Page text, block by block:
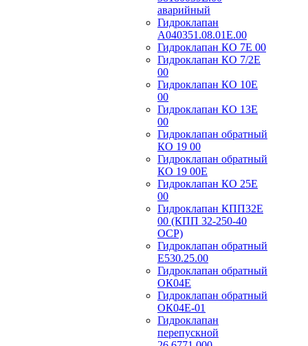
аварийный
Гидроклапан
А040351.08.01Е.00
Гидроклапан КО 7Е 00
Гидроклапан КО 7/2Е
00
Гидроклапан КО 10Е
00
Гидроклапан КО 13Е
00
Гидроклапан обратный
КО 19 00
Гидроклапан обратный
КО 19 00Е
Гидроклапан КО 25Е
00
Гидроклапан КПП32Е
00 (КПП 32-250-40
ОСР)
Гидроклапан обратный
Е530.25.00
Гидроклапан обратный
ОК04Е
Гидроклапан обратный
ОК04Е-01
Гидроклапан
перепускной